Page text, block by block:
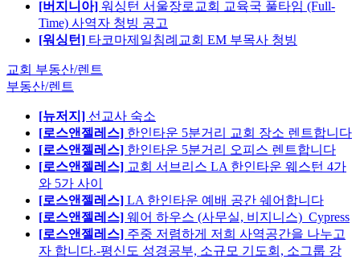
[버지니아] 워싱턴 서울장로교회 교육국 풀타임 (Full-
Time) 사역자 청빙 공고
[워싱턴] 타코마제일침례교회 EM 부목사 청빙
교회 부동산/렌트
부동산/렌트
[뉴저지] 선교사 숙소
[로스앤젤레스] 한인타운 5분거리 교회 장소 렌트합니다
[로스앤젤레스] 한인타운 5분거리 오피스 렌트합니다
[로스앤젤레스] 교회 서브리스 LA 한인타운 웨스턴 4가
와 5가 사이
[로스앤젤레스] LA 한인타운 예배 공간 쉐어합니다
[로스앤젤레스] 웨어 하우스 (사무실, 비지니스)_Cypress
[로스앤젤레스] 주중 저렴하게 저희 사역공간을 나누고
자 합니다.-평신도 성경공부, 소규모 기도회, 소그룹 강